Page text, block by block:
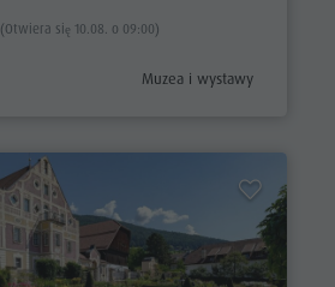
(Otwiera się 10.08. o 09:00)
aria.poi_category_prefix
Muzea i wystawy